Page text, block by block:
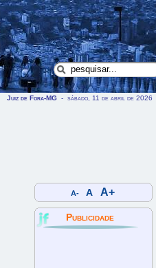
Juiz de Fora-MG - sábado, 11 de abril de 2026
A- A A+
Publicidade